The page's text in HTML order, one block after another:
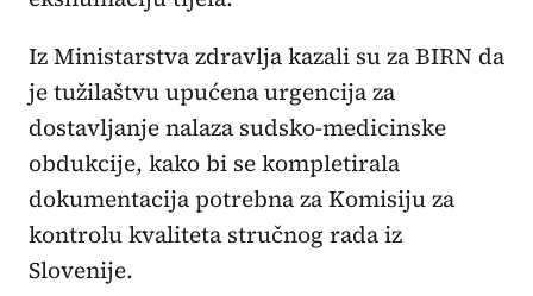
Iz Ministarstva zdravlja kazali su za BIRN da
je tužilaštvu upućena urgencija za
dostavljanje nalaza sudsko-medicinske
obdukcije, kako bi se kompletirala
dokumentacija potrebna za Komisiju za
kontrolu kvaliteta stručnog rada iz
Slovenije.